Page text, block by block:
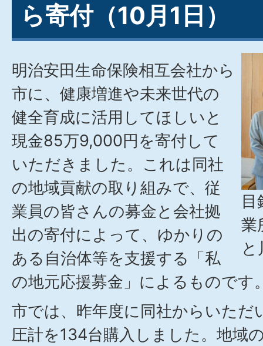
ら寄付（10月1日）
業
明治安田生命保険相互会社から
市に、健康増進や未来世代の
健全育成に活用してほしいと
現金85万9,000円を寄付して
いただきました。これは同社
の地域貢献の取り組みで、従
業員の皆さんの募金と会社拠
出の寄付によって、ゆかりの
ある自治体等を支援する「私
の地元応援募金」によるものです
市では、昨年度に同社からいただ
圧計を134台購入しました。地域